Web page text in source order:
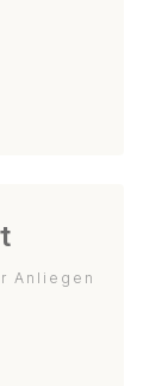
Anliegen